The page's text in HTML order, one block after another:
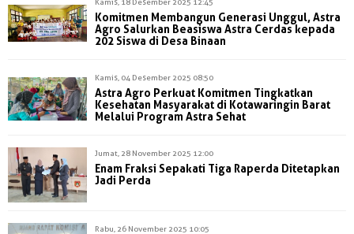
Komitmen Membangun Generasi Unggul, Astra
Agro Salurkan Beasiswa Astra Cerdas kepada
202 Siswa di Desa Binaan
Kamis, 04 Desember 2025 08:50
Astra Agro Perkuat Komitmen Tingkatkan
Kesehatan Masyarakat di Kotawaringin Barat
Melalui Program Astra Sehat
Jumat, 28 November 2025 12:00
Enam Fraksi Sepakati Tiga Raperda Ditetapkan
Jadi Perda
Rabu, 26 November 2025 10:05